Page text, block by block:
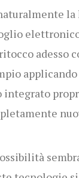
la
adesso
integrato